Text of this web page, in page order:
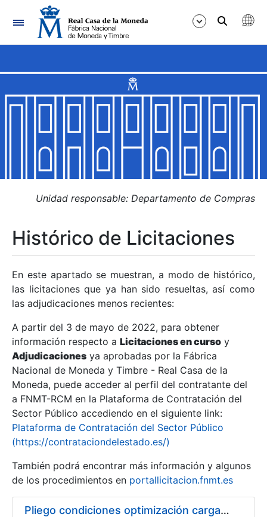
Navegación
Mostrar/Ocultar
Mostrar/Ocultar
Mostrar/Ocultar
Mostrar/Ocultar
Mostrar/Ocultar
Mostrar/Ocultar
Unidad responsable: Departamento de Compras
Histórico de Licitaciones
En este apartado se muestran, a modo de histórico,
las licitaciones que ya han sido resueltas, así como
las adjudicaciones menos recientes:
A partir del 3 de mayo de 2022, para obtener
información respecto a Licitaciones en curso y
Adjudicaciones ya aprobadas por la Fábrica
Nacional de Moneda y Timbre - Real Casa de la
Moneda, puede acceder al perfil del contratante del
a FNMT-RCM en la Plataforma de Contratación del
Sector Público accediendo en el siguiente link:
Plataforma de Contratación del Sector Público
(https://contrataciondelestado.es/)
También podrá encontrar más información y algunos
de los procedimientos en portallicitacion.fnmt.es
Pliego condiciones optimización cargas compras firmado